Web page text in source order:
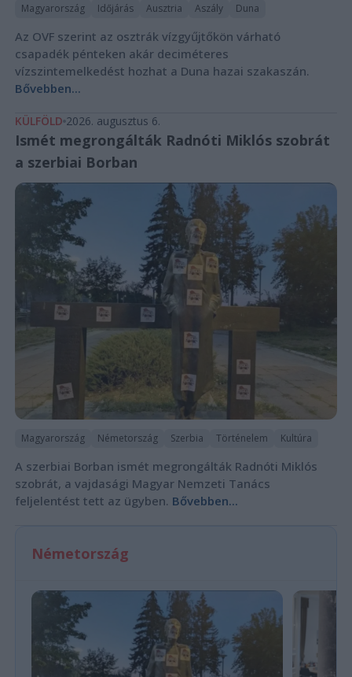
Magyarország Időjárás Ausztria Aszály Duna
Az OVF szerint az osztrák vízgyűjtőkön várható
csapadék pénteken akár deciméteres
vízszintemelkedést hozhat a Duna hazai szakaszán.
Bővebben...
KÜLFÖLD 2026. augusztus 6.
Ismét megrongálták Radnóti Miklós szobrát
a szerbiai Borban
Magyarország Németország Szerbia Történelem Kultúra
A szerbiai Borban ismét megrongálták Radnóti Miklós
szobrát, a vajdasági Magyar Nemzeti Tanács
feljelentést tett az ügyben. Bővebben...
Németország